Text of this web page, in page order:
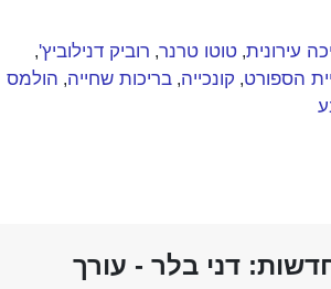
עירונית, טוטו טרנר, רוביק דנילוביץ',
הספורט, קונכייה, בריכות שחייה, הולמס
דני בלר - עורך